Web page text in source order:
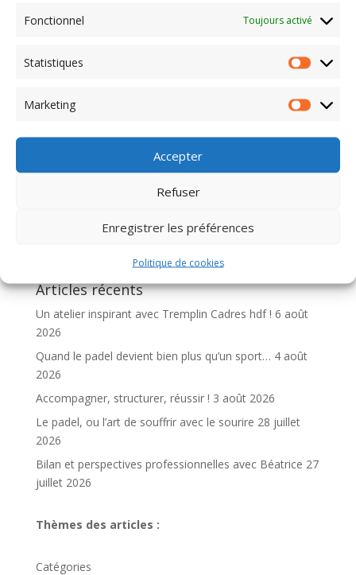
Fonctionnel Toujours activé
Statistiques
Marketing
Accepter
Refuser
Enregistrer les préférences
Politique de cookies
Le langage, un outil puissant à maîtriser
voix.
Un apprentissage continu pour progresser
à chacun des’améliorer en vue des prochains
Articles récents
Un atelier inspirant avec Tremplin Cadres hdf ! 6 août
2026
Quand le padel devient bien plus qu’un sport… 4 août
2026
Accompagner, structurer, réussir ! 3 août 2026
Le padel, ou l’art de souffrir avec le sourire 28 juillet
2026
Bilan et perspectives professionnelles avec Béatrice 27
juillet 2026
Thèmes des articles :
Catégories